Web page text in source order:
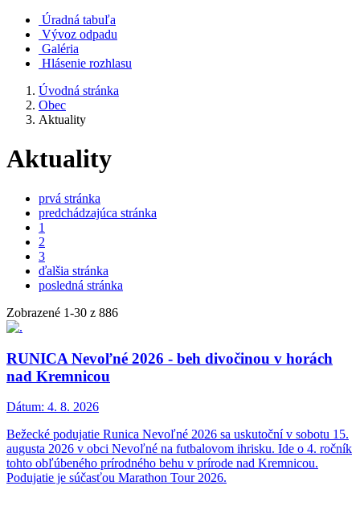
Úradná tabuľa
Vývoz odpadu
Galéria
Hlásenie rozhlasu
Úvodná stránka
Obec
Aktuality
Aktuality
prvá stránka
predchádzajúca stránka
1
2
3
ďalšia stránka
posledná stránka
Zobrazené 1-30 z 886
RUNICA Nevoľné 2026 - beh divočinou v horách
nad Kremnicou
Dátum: 4. 8. 2026
Bežecké podujatie Runica Nevoľné 2026 sa uskutoční v sobotu 15.
augusta 2026 v obci Nevoľné na futbalovom ihrisku. Ide o 4. ročník
tohto obľúbeného prírodného behu v prírode nad Kremnicou.
Podujatie je súčasťou Marathon Tour 2026.